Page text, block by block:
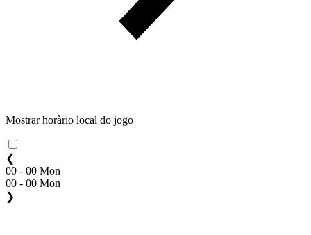
Mostrar horàrio local do jogo
❮
00 - 00 Mon
00 - 00 Mon
❯